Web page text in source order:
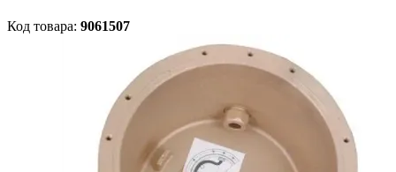
Код товара: 9061507